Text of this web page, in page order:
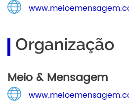
Organização
Meio & Mensagem